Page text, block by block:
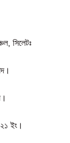
সিলেটঃ
ইং।